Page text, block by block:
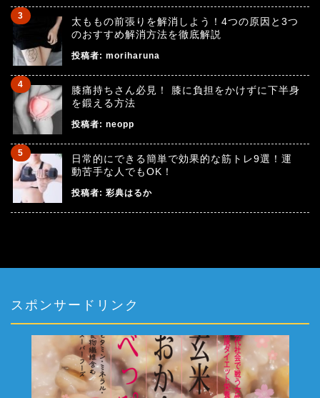
太ももの前張りを解消しよう！4つの原因と3つ
のおすすめ解消方法を徹底解説
投稿者: moriharuna
膝痛持ちさん必見！ 膝に負担をかけずに下半身
を鍛える方法
投稿者: neopp
日常的にできる簡単で効果的な筋トレ9選！運
動苦手な人でもOK！
投稿者: 彩典はるか
スポンサードリンク